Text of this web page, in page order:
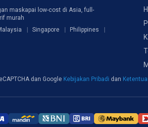
maskapai low-cost di Asia, full-
murah
Singapore
Philippines
dan Google Kebijakan Pribadi dan